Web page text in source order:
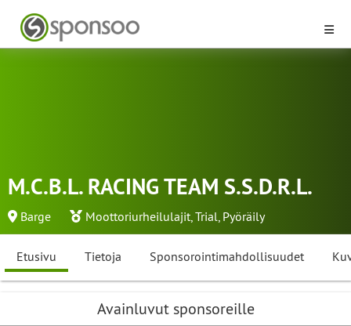
M.C.B.L. RACING TEAM S.S.D.R.L.
Barge Moottoriurheilulajit,Trial, Pyöräily
Etusivu Tietoja Sponsorointimahdollisuudet
Avainluvut sponsoreille